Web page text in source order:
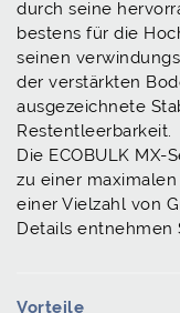
durch seine
bestens für die
seinen
der verstärkten
ausgezeichnete
Restentleerbarkeit.
Die ECOBULK MX-
zu einer
einer Vielzahl von
Details entnehmen
Vorteile